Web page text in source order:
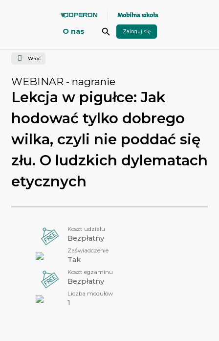
O nas search
Wróć
WEBINAR - nagranie
Lekcja w pigułce: Jak
hodować tylko dobrego
wilka, czyli nie poddać się
złu. O ludzkich dylematach
etycznych
Koszt udziału
Bezpłatny
Zaświadczenie
Tak
Koszt egzaminu
Bezpłatny
Liczba modułów
1